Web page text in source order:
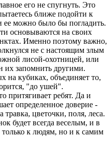
его не спугнуть. Это
ближе подойти к
ее можно было бы погладить.
основываются на своих
Именно поэтому важно,
не с настоящим злым
лисой-охотницей, или
запомнить другими.
кубиках, объединяет то,
"до ушей".
притягивает ребят. Да и
определенное доверие -
травка, цветочки, поля, леса.
будет всегда веселым, и в
к людям, но и к самим